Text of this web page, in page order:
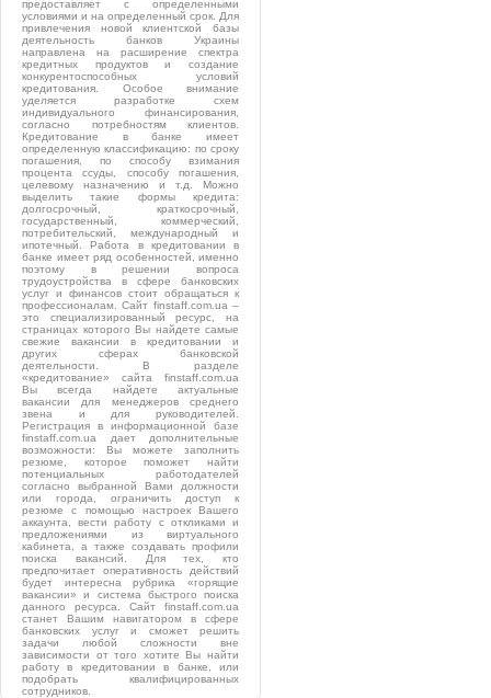
предоставляет с определенными
условиями и на определенный срок. Для
привлечения новой клиентской базы
деятельность банков Украины
направлена на расширение спектра
кредитных продуктов и создание
конкурентоспособных условий
кредитования. Особое внимание
уделяется разработке схем
индивидуального финансирования,
согласно потребностям клиентов.
Кредитование в банке имеет
определенную классификацию: по сроку
погашения, по способу взимания
процента ссуды, способу погашения,
целевому назначению и т.д. Можно
выделить такие формы кредита:
долгосрочный, краткосрочный,
государственный, коммерческий,
потребительский, международный и
ипотечный. Работа в кредитовании в
банке имеет ряд особенностей, именно
поэтому в решении вопроса
трудоустройства в сфере банковских
услуг и финансов стоит обращаться к
профессионалам. Сайт finstaff.com.ua –
это специализированный ресурс, на
страницах которого Вы найдете самые
свежие вакансии в кредитовании и
других сферах банковской
деятельности. В разделе
«кредитование» сайта finstaff.com.ua
Вы всегда найдете актуальные
вакансии для менеджеров среднего
звена и для руководителей.
Регистрация в информационной базе
finstaff.com.ua дает дополнительные
возможности: Вы можете заполнить
резюме, которое поможет найти
потенциальных работодателей
согласно выбранной Вами должности
или города, ограничить доступ к
резюме с помощью настроек Вашего
аккаунта, вести работу с откликами и
предложениями из виртуального
кабинета, а также создавать профили
поиска вакансий. Для тех, кто
предпочитает оперативность действий
будет интересна рубрика «горящие
вакансии» и система быстрого поиска
данного ресурса. Сайт finstaff.com.ua
станет Вашим навигатором в сфере
банковских услуг и сможет решить
задачи любой сложности вне
зависимости от того хотите Вы найти
работу в кредитовании в банке, или
подобрать квалифицированных
сотрудников.